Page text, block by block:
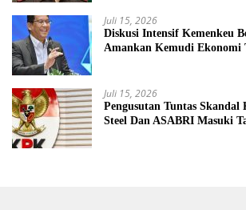
Juli 15, 2026
Diskusi Intensif Kemenkeu
Amankan Kemudi Ekonomi
Juli 15, 2026
Pengusutan Tuntas Skandal
Steel Dan ASABRI Masuki